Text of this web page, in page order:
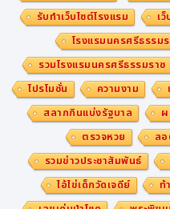
Together (EIT) นี้จะสำรว
รม ความท้าทายในการบูร
ครงสร้างพื้นฐานเดิม ควา
รลงทุน (ROI) ที่มีอิทธิพลต่
นต์ฮิวแมนนอยด์ไปใช้งานจริ
"หุ่นยนต์ฮิวแมนนอยด์เป็นผ
างเทคโนโลยีการตรวจจับ
รับทำเว็บไซต์โรงแรม
เ
โรงแรมนครศรีธรรม
รวมโรงแรมนครศรีธรรมราช
โปรโมชั่น
ความงาม
สลากกินแบ่งรัฐบาล
ตรวจหวย
ล
รวมข่าวประชาสัมพันธ์
ไอ้ไข่เด็กวัดเจดีย์
ท้